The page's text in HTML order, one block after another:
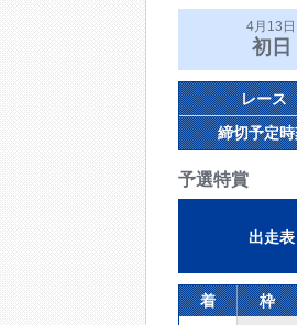
4月13日
初日
レース
締切予定
予選特賞
出走表
着 枠